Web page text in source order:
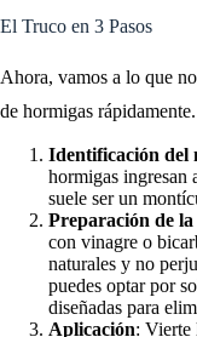
El Truco en 3 Pasos
Ahora, vamos a lo que
de hormigas rápidamente.
Identificación del
hormigas ingresan
suele ser un
Preparación de la
con vinagre o
naturales y no
puedes optar por
diseñadas para
Aplicación: Vierte